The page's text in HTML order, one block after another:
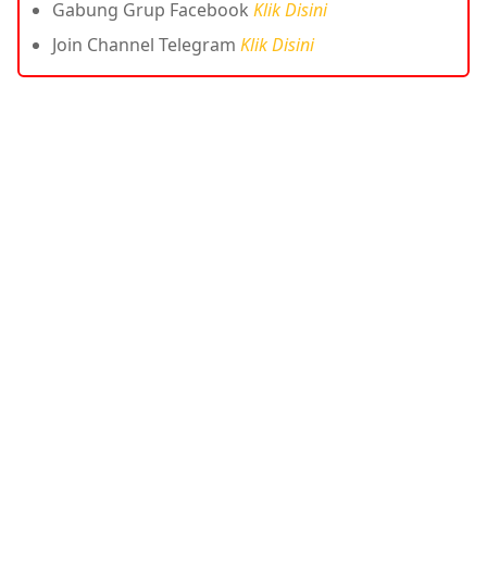
Gabung Grup Facebook Klik Disini
Join Channel Telegram Klik Disini